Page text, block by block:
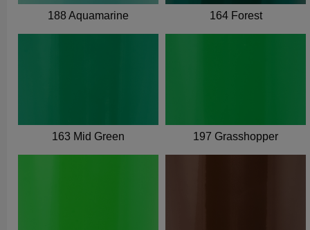
188 Aquamarine 164 Forest
163 Mid Green 197 Grasshopper